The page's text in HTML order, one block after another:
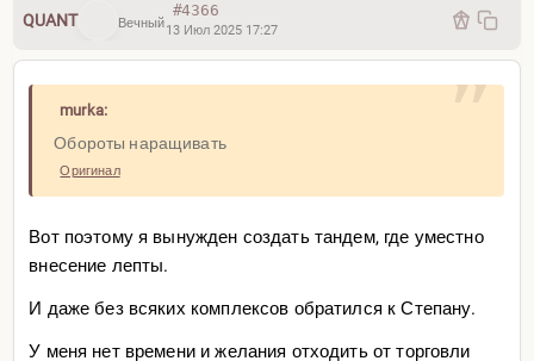
QUANT Вечный
#4366
13 Июл 2025 17:27
murka:
Обороты наращивать
Оригинал
Вот поэтому я вынужден создать тандем, где уместно
внесение лепты.
И даже без всяких комплексов обратился к Степану.
У меня нет времени и желания отходить от торговли